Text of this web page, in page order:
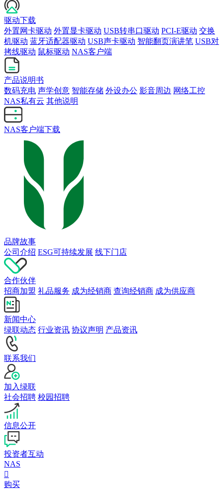
驱动下载
外置网卡驱动 外置显卡驱动 USB转串口驱动 PCI-E驱动 交换
机驱动 蓝牙适配器驱动 USB声卡驱动 智能翻页演讲笔 USB对
拷线驱动 鼠标驱动 NAS客户端
产品说明书
数码充电 声学创意 智能存储 外设办公 影音周边 网络工控
NAS私有云 其他说明
NAS客户端下载
品牌故事
公司介绍 ESG可持续发展 线下门店
合作伙伴
招商加盟 礼品服务 成为经销商 查询经销商 成为供应商
新闻中心
绿联动态 行业资讯 协议声明 产品资讯
联系我们
加入绿联
社会招聘 校园招聘
信息公开
投资者互动
NAS

购买